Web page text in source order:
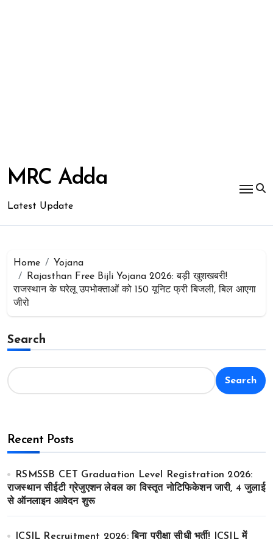
content
MRC Adda
Latest Update
Home
Yojana
Rajasthan Free Bijli Yojana 2026: बड़ी खुशखबरी!
राजस्थान के घरेलू उपभोक्ताओं को 150 यूनिट फ्री बिजली, बिल आएगा
जीरो
Search
Search
Recent Posts
RSMSSB CET Graduation Level Registration 2026:
राजस्थान सीईटी ग्रेजुएशन लेवल का विस्तृत नोटिफिकेशन जारी, 4 जुलाई
से ऑनलाइन आवेदन शुरू
ICSIL Recruitment 2026: बिना परीक्षा सीधी भर्ती! ICSIL में